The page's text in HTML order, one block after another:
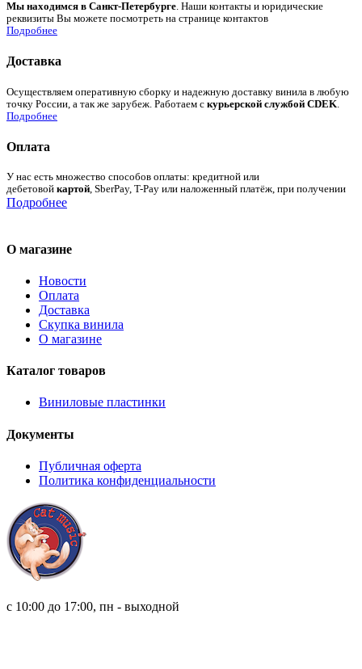
Мы находимся в Санкт-Петербурге. Наши контакты и юридические
реквизиты Вы можете посмотреть на странице контактов
Подробнее
Доставка
Осуществляем оперативную сборку и надежную доставку винила в любую
точку России, а так же зарубеж. Работаем с курьерской службой CDEK
Подробнее
Оплата
У нас есть множество способов оплаты: кредитной или
дебетовой картой, SberPay, T-Pay или наложенный платёж, при получении
Подробнее
О магазине
Новости
Оплата
Доставка
Скупка винила
О магазине
Каталог товаров
Виниловые пластинки
Документы
Публичная оферта
Политика конфиденциальности
с 10:00 до 17:00, пн - выходной